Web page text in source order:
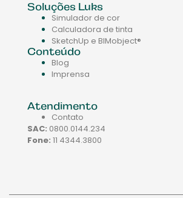
Soluções Luks
Simulador de cor
Calculadora de tinta
SketchUp e BIMobject®
Conteúdo
Blog
Imprensa
Atendimento
Contato
SAC: 0800.0144.234
Fone: 11 4344.3800